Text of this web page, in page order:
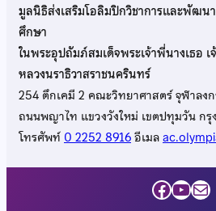
มูลนิธิส่งเสริมโอลิมปิกวิชาการและพัฒน
ศึกษา
ในพระอุปถัมภ์สมเด็จพระเจ้าพี่นางเธอ
หลวงนราธิวาสราชนครินทร์
254 ตึกเคมี 2 คณะวิทยาศาสตร์ จุฬาลง
ถนนพญาไท แขวงวังใหม่ เขตปทุมวัน ก
โทรศัพท์0 2252 8916อีเมล
Mail